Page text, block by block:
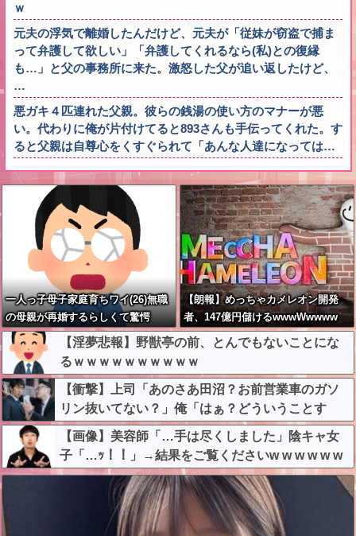
ｗ
元夫の浮気で離婚したんだけど、元夫が「従妹が窃盗で捕ま
って弁護して欲しい」「弁護してくれるなら(私)との復縁
も…」と父の事務所に来た。激怒した父が追い返したけど、
…
悪ガキ４匹連れた父親。彼らの銭湯の使い方のマナーが悪
い。代わりに俺が片付けてると893さんも手伝ってくれた。す
ると父親は自尊心をくすぐられて「あんな人達になっては…
一人っ子母子家庭育ちワイ(26)無職
の母親が再婚するらしくて驚愕
【朗報】めっちゃカメレオン開発
者、147億円儲けるwwwWwwww
【淫夢悲報】野獣亭の前、とんでもないことにな
るｗｗｗｗｗｗｗｗｗｗ
【衝撃】上司「あのさあ田沼？お前営業車のガソ
リン抜いてない？」俺「はぁ？どういうことす
か？」上司「自分の車に入れ替えたりしてな
い？？」←これw w w w w w
【画像】美容師「…手は尽くしました」陰キャ女
子「…ｯ！！」→結果をご覧くださいw w w w w w
w w